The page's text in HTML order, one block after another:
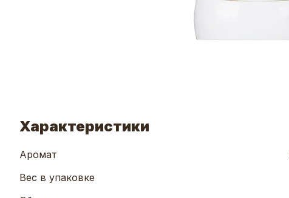
Характеристики
Аромат
Вес в упаковке